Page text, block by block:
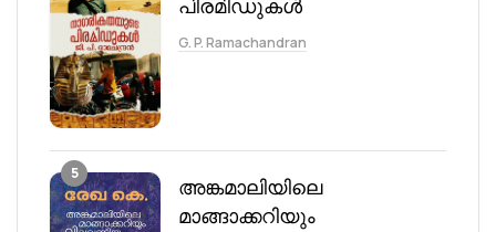
പിരമിഡുകൾ
G. P. Ramachandran
5
അങ്കമാലിയിലെ
മാങ്ങാക്കറിയും